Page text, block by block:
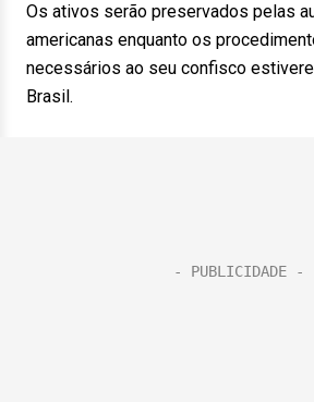
Os ativos serão preservados pelas
americanas enquanto os
necessários ao seu confisco
Brasil.